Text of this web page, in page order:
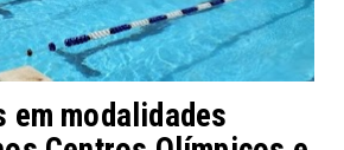
em modalidades